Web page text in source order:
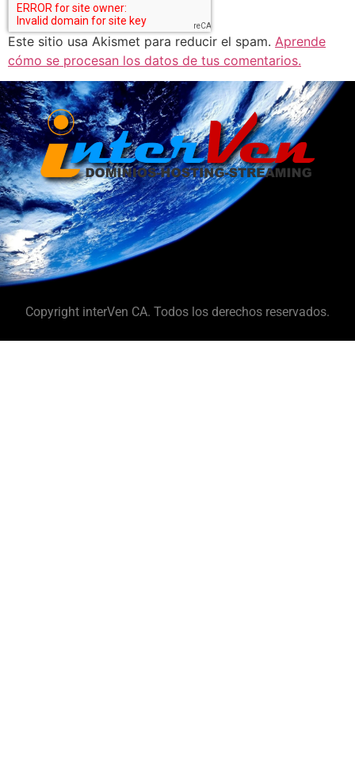
Este sitio usa Akismet para reducir el spam. Aprende
cómo se procesan los datos de tus comentarios.
Copyright interVen CA. Todos los derechos reservados.